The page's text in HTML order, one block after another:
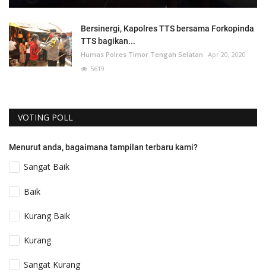
Bersinergi, Kapolres TTS bersama Forkopinda
TTS bagikan...
Humas Polres Timor Tengah Selatan Apr 20, 2020
5619
VOTING POLL
Menurut anda, bagaimana tampilan terbaru kami?
Sangat Baik
Baik
Kurang Baik
Kurang
Sangat Kurang